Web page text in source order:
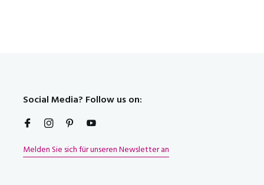
Social Media? Follow us on:
Melden Sie sich für unseren Newsletter an